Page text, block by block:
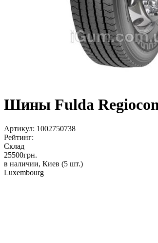
Шины Fulda
Артикул: 1002750738
Рейтинг:
Склад
25500грн.
в наличии, Киев (5 шт.)
Luxembourg